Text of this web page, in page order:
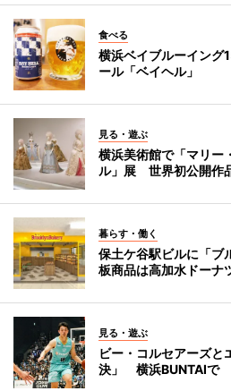
食べる
横浜ベイブルーイン
ール「ベイヘル」
見る・遊ぶ
横浜美術館で「マリー
ル」展 世界初公開作
暮らす・働く
保土ケ谷駅ビルに「
板商品は高加水ドーナ
見る・遊ぶ
ビー・コルセアーズと
決」 横浜BUNTAIで